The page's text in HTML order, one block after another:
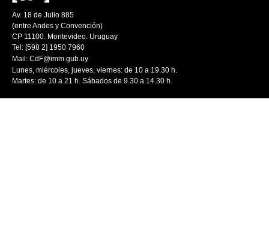
Av. 18 de Julio 885
(entre Andes y Convención)
CP 11100. Montevideo. Uruguay
Tel: [598 2] 1950 7960
Mail: CdF@imm.gub.uy
Lunes, miércoles, jueves, viernes: de 10 a 19.30 h.
Martes: de 10 a 21 h. Sábados de 9.30 a 14.30 h.